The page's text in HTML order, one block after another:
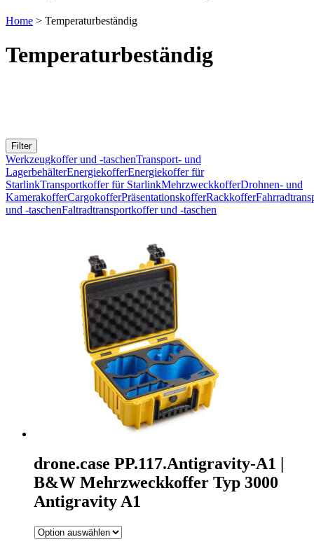
Home > Temperaturbeständig
Temperaturbeständig
Filter
Werkzeugkoffer und -taschenTransport- und
LagerbehälterEnergiekofferEnergiekoffer für
StarlinkTransportkoffer für StarlinkMehrzweckkofferDrohnen- und
KamerakofferCargokofferPräsentationskofferRackkoffer
und -taschenFaltradtransportkoffer und -taschen
drone.case PP.117.Antigravity-A1 |
B&W Mehrzweckkoffer Typ 3000
Antigravity A1